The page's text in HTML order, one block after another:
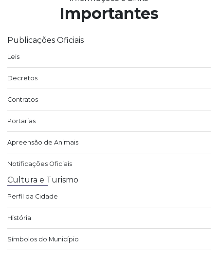
Importantes
Publicações Oficiais
Leis
Decretos
Contratos
Portarias
Apreensão de Animais
Notificações Oficiais
Cultura e Turismo
Perfil da Cidade
História
Símbolos do Município